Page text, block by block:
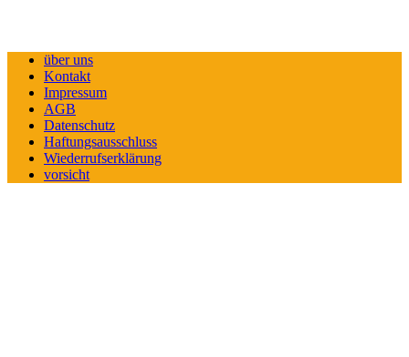
über uns
Kontakt
Impressum
AGB
Datenschutz
Haftungsausschluss
Wiederrufserklärung
vorsicht